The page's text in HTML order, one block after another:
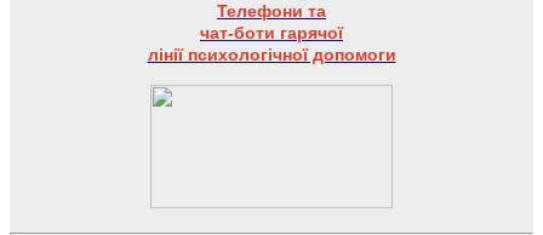
Телефони та
чат-боти гарячої
лінії психологічної допомоги